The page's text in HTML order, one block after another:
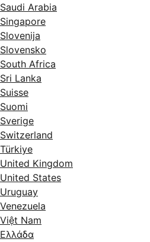
Saudi Arabia
Singapore
Slovenija
Slovensko
South Africa
Sri Lanka
Suisse
Suomi
Sverige
Switzerland
Türkiye
United Kingdom
United States
Uruguay
Venezuela
Việt Nam
Ελλάδα